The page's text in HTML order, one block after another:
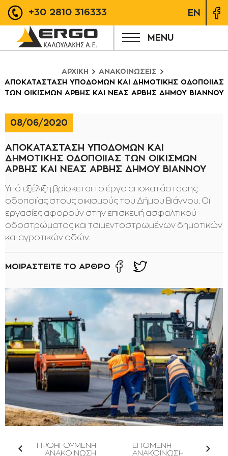
+30 2810 316333 EN
MENU
ΑΡΧΙΚΗ
ΑΝΑΚΟΙΝΩΣΕΙΣ
ΑΠΟΚΑΤΑΣΤΑΣΗ ΥΠΟΔΟΜΩΝ ΚΑΙ ΔΗΜΟΤΙΚΗΣ ΟΔΟΠΟΙΙΑΣ
ΤΩΝ ΟΙΚΙΣΜΩΝ ΑΡΒΗΣ ΚΑΙ ΝΕΑΣ ΑΡΒΗΣ ΔΗΜΟΥ ΒΙΑΝΝΟΥ
08/06/2020
ΑΠΟΚΑΤΑΣΤΑΣΗ ΥΠΟΔΟΜΩΝ ΚΑΙ
ΔΗΜΟΤΙΚΗΣ ΟΔΟΠΟΙΙΑΣ ΤΩΝ ΟΙΚΙΣΜΩΝ
ΑΡΒΗΣ ΚΑΙ ΝΕΑΣ ΑΡΒΗΣ ΔΗΜΟΥ ΒΙΑΝΝΟΥ
Υπό εξέλιξη βρίσκεται το έργο αποκατάστασης
οδοποιίας στους οικισμούς του Δήμου Βιάννου. Οι
εργασίες αφορούν στην επισκευή ασφαλτικού
οδοστρώματος και τσιμεντοστρωμένων δημοτικών
και αγροτικών οδών.
ΜΟΙΡΑΣΤΕΙΤΕ ΤΟ ΑΡΘΡΟ
ΠΡΟΗΓΟΥΜΕΝΗ
ΑΝΑΚΟΙΝΩΣΗ
ΕΠΟΜΕΝΗ
ΑΝΑΚΟΙΝΩΣΗ